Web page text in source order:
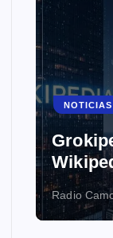
NOTICIAS
Radio